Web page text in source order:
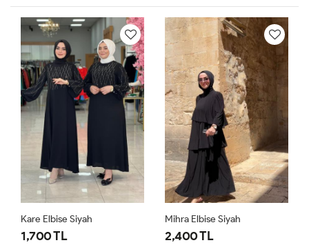
Kare Elbise Siyah
1,700 TL
Mihra Elbise Siyah
2,400 TL